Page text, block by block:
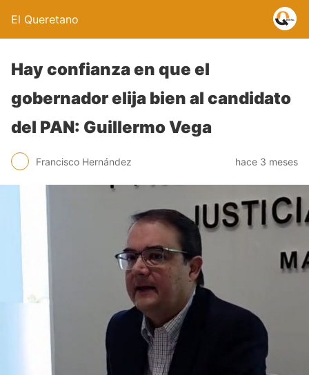
El Queretano
Hay confianza en que el
gobernador elija bien al candidato
del PAN: Guillermo Vega
Francisco Hernández hace 3 meses